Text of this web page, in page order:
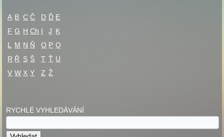
A B C Č D Ď E
F G H Ch I J K
L
M N Ň O P Q
R Ř S Š T Ť U
V W X Y Z Ž
RYCHLÉ VYHLEDÁVÁNÍ